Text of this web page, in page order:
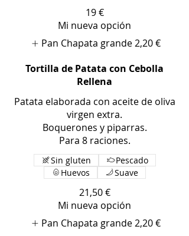
19 €
Mi nueva opción
Pan Chapata grande2,20 €
Tortilla de Patata con Cebolla
Rellena
Patata elaborada con aceite de oliva
virgen extra.
Boquerones y piparras.
Para 8 raciones.
21,50 €
Sin gluten
Pescado
Huevos
Suave
Mi nueva opción
Pan Chapata grande2,20 €